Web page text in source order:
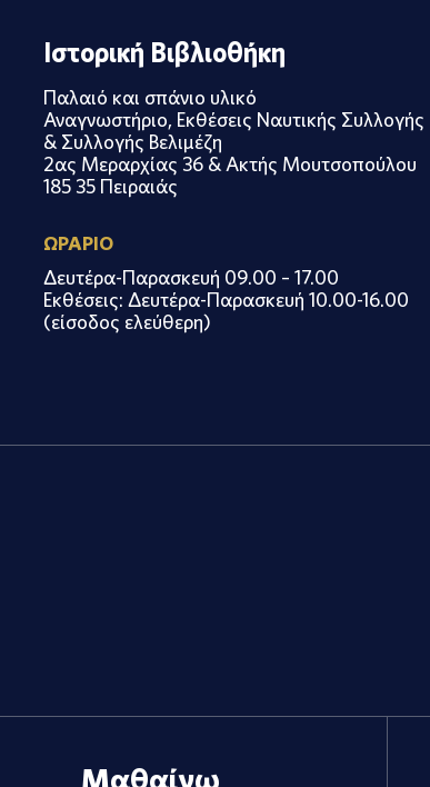
Ιστορική Βιβλιοθήκη
Παλαιό και σπάνιο υλικό
Αναγνωστήριο, Εκθέσεις Ναυτικής Συλλογής
& Συλλογής Βελιμέζη
2ας Μεραρχίας 36 & Ακτής Μουτσοπούλου
185 35 Πειραιάς
ΩΡΑΡΙΟ
Δευτέρα-Παρασκευή 09.00 – 17.00
Εκθέσεις: Δευτέρα-Παρασκευή 10.00-16.00
(είσοδος ελεύθερη)
Μαθαίνω